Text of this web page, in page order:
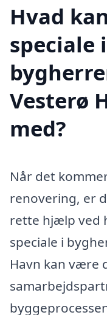
Hvad
speciale i
Vesterø
med?
Når det
renovering, er
rette hjælp ved
speciale i
Havn kan være